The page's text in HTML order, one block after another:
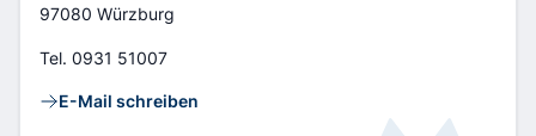
97080 Würzburg
Tel. 0931 51007
Kontaktlinks
E-Mail schreiben